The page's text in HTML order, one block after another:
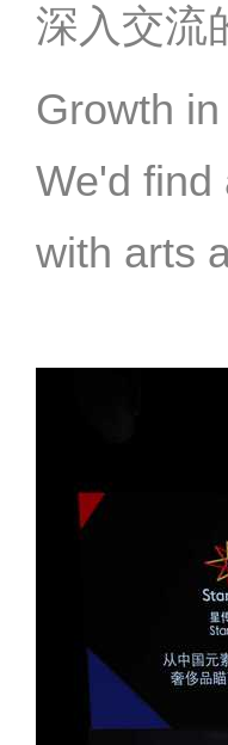
深入交流
Growth
We'd find
with arts